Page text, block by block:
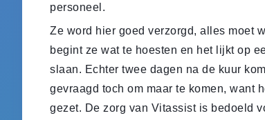
personeel.
Ze word hier goed verzorgd, alles moet
begint ze wat te hoesten en het lijkt op
slaan. Echter twee dagen na de kuur
gevraagd toch om maar te komen, want
gezet. De zorg van Vitassist is bedoeld